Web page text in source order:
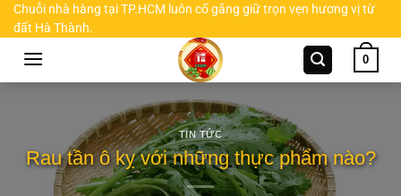
Chuyển
đến
Chuỗi nhà hàng tại TP.HCM luôn cố gắng giữ trọn vẹn hương vị từ
đất Hà Thành.
0
TIN TỨC
Rau tần ô kỵ với những thực phẩm nào?